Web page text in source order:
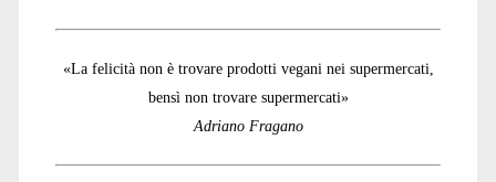
«La felicità non è trovare prodotti vegani nei supermercati,
bensì non trovare supermercati»
Adriano Fragano